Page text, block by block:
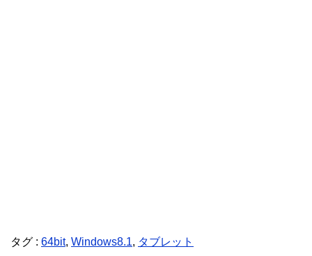
タグ : 64bit, Windows8.1, タブレット